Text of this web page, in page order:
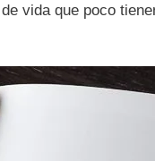
vida que poco